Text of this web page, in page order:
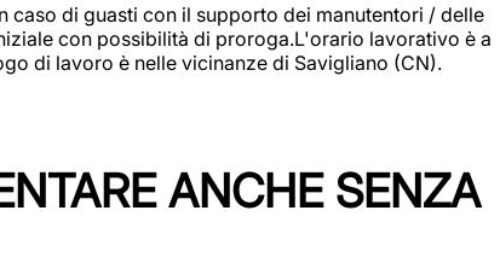
caso di guasti con il supporto dei manutentori / delle
con possibilità di proroga.L'orario lavorativo è a
di lavoro è nelle vicinanze di Savigliano (CN).
ANCHE SENZA